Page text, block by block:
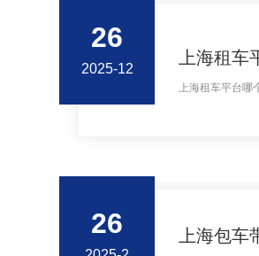
26
2025-12
上海租
上海租车平台
26 上海包